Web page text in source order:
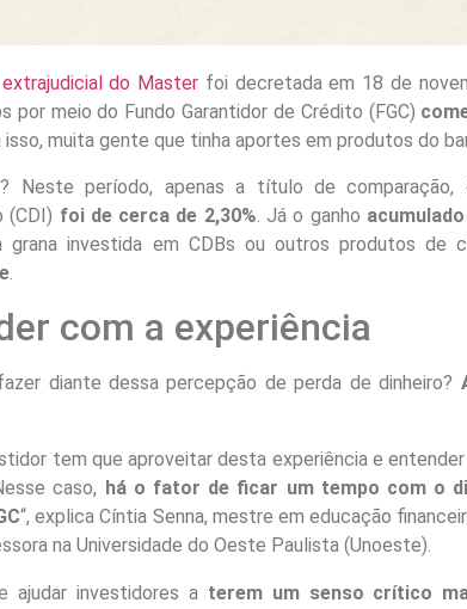
extrajudicial do Master foi decretada em 18 de
por meio do Fundo Garantidor de Crédito (FGC)
isso, muita gente que tinha aportes em produtos do
Neste período, apenas a título de
(CDI) foi de cerca de 2,30% . Já o ganho
grana investida em CDBs ou outros produtos de
com a experiência
diante dessa percepção de perda de dinheiro?
tem que aproveitar desta experiência e
caso, há o fator de ficar um tempo com o
“, explica Cíntia Senna, mestre em educação
na Universidade do Oeste Paulista (Unoeste).
ajudar investidores a terem um senso crítico